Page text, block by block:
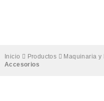
Inicio Productos Maquinaria y
Accesorios